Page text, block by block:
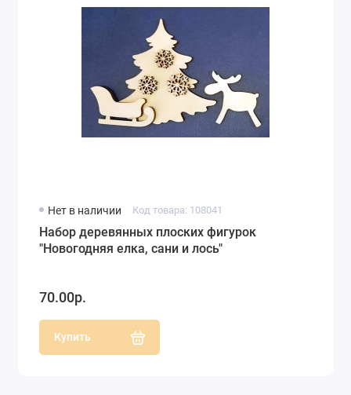
Нет в наличии Код товара: 108041
Набор деревянных плоских фигурок
"Новогодняя елка, сани и лось"
70.00р.
Купить